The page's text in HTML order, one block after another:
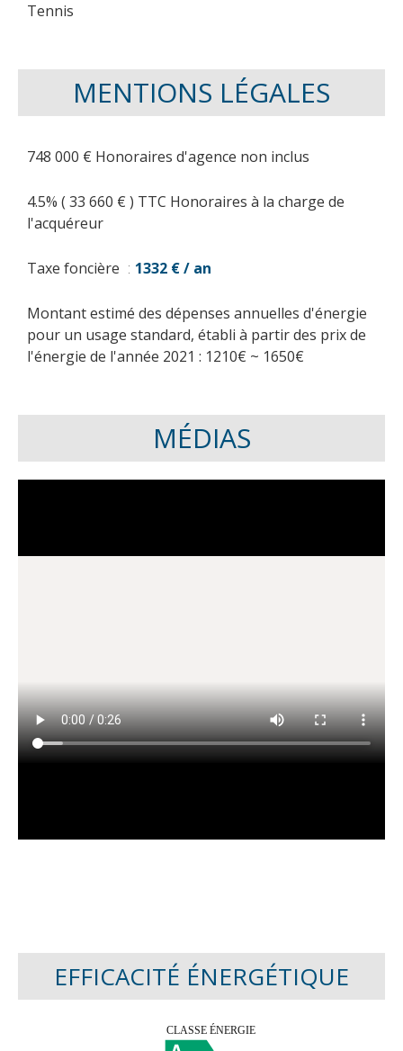
Tennis
MENTIONS LÉGALES
748 000 € Honoraires d'agence non inclus
4.5% ( 33 660 € ) TTC Honoraires à la charge de
l'acquéreur
Taxe foncière 1332 € / an
Montant estimé des dépenses annuelles d'énergie
pour un usage standard, établi à partir des prix de
l'énergie de l'année 2021 : 1210€ ~ 1650€
MÉDIAS
EFFICACITÉ ÉNERGÉTIQUE